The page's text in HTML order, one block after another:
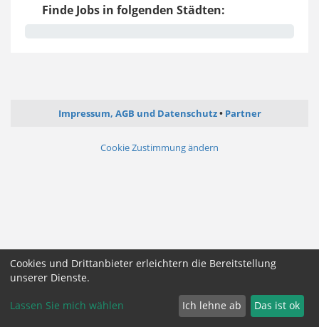
Finde Jobs in folgenden Städten:
Impressum, AGB und Datenschutz Partner
Cookie Zustimmung ändern
Cookies und Drittanbieter erleichtern die Bereitstellung
unserer Dienste.
Lassen Sie mich wählen Ich lehne ab Das ist ok